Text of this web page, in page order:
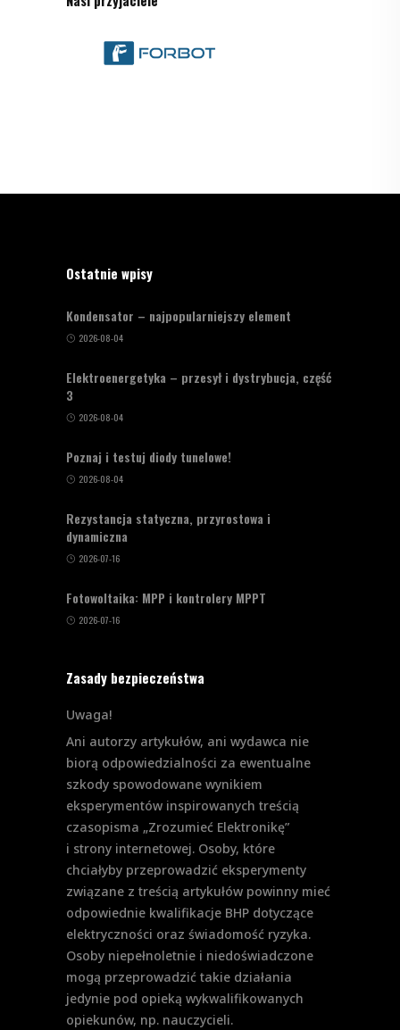
Ostatnie wpisy
Kondensator – najpopularniejszy element
2026-08-04
Elektroenergetyka – przesył i dystrybucja, część
3
2026-08-04
Poznaj i testuj diody tunelowe!
2026-08-04
Rezystancja statyczna, przyrostowa i
dynamiczna
2026-07-16
Fotowoltaika: MPP i kontrolery MPPT
2026-07-16
Zasady bezpieczeństwa
Uwaga!
Ani autorzy artykułów, ani wydawca nie
biorą odpowiedzialności za ewentualne
szkody spowodowane wynikiem
eksperymentów inspirowanych treścią
czasopisma „Zrozumieć Elektronikę”
i strony internetowej. Osoby, które
chciałyby przeprowadzić eksperymenty
związane z treścią artykułów powinny mieć
odpowiednie kwalifikacje BHP dotyczące
elektryczności oraz świadomość ryzyka.
Osoby niepełnoletnie i niedoświadczone
mogą przeprowadzić takie działania
jedynie pod opieką wykwalifikowanych
opiekunów, np. nauczycieli.